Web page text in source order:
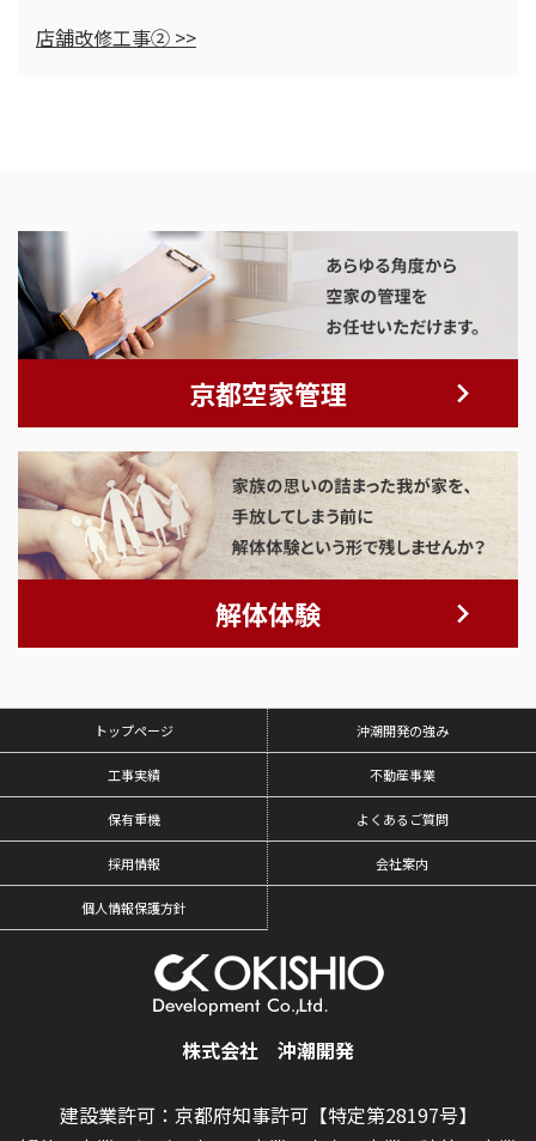
店舗改修工事② >>
京都空家管理
解体体験
トップページ 沖潮開発の強み
工事実績 不動産事業
保有重機 よくあるご質問
採用情報 会社案内
個人情報保護方針
株式会社 沖潮開発
建設業許可：京都府知事許可【特定第28197号】